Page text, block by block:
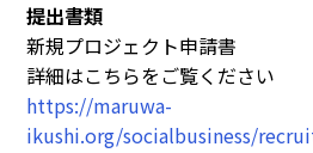
提出書類
新規プロジェクト申請書
詳細はこちらをご覧ください
https://maruwa-
ikushi.org/socialbusiness/